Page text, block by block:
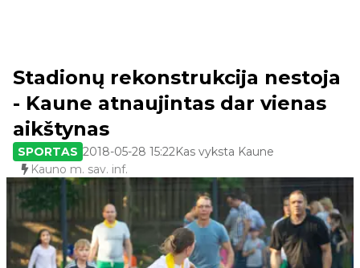
Stadionų rekonstrukcija nestoja
- Kaune atnaujintas dar vienas
aikštynas
SPORTAS 2018-05-28 15:22Kas vyksta Kaune
Kauno m. sav. inf.